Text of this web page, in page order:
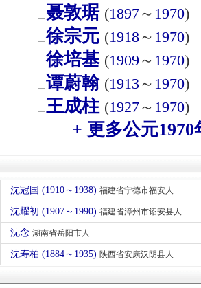
聂敦琚 (1897～ 1970)
徐宗元 (1918～ 1970)
徐培基 (1909 ～ 1970)
谭蔚翰 (1913 ～ 1970)
王成柱 (1927～ 1970)
+ 更多公元
沈冠国 (1910～1938) 福建省宁德市福安人
沈耀初 (1907～1990) 福建省漳州市诏安县人
沈念 湖南省岳阳市人
沈寿柏 (1884～1935) 陕西省安康汉阴县人